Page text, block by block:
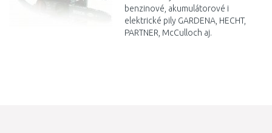
benzinové, akumulátorové i
elektrické pily GARDENA, HECHT,
PARTNER, McCulloch aj.